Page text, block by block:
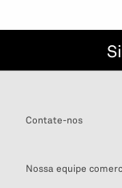
Contate-nos
Nossa equipe